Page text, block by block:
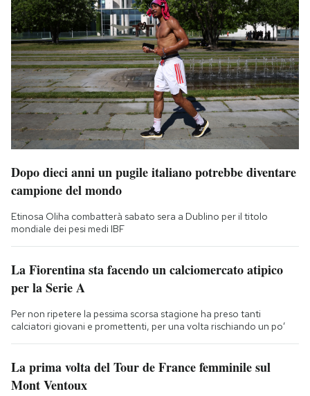
Dopo dieci anni un pugile italiano potrebbe diventare
campione del mondo
Etinosa Oliha combatterà sabato sera a Dublino per il titolo
mondiale dei pesi medi IBF
La Fiorentina sta facendo un calciomercato atipico
per la Serie A
Per non ripetere la pessima scorsa stagione ha preso tanti
calciatori giovani e promettenti, per una volta rischiando un po’
La prima volta del Tour de France femminile sul
Mont Ventoux